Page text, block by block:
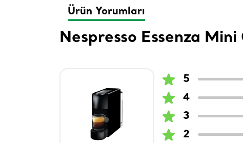
Ürün Yorumları
Nespresso Essenza
5
4
3
2